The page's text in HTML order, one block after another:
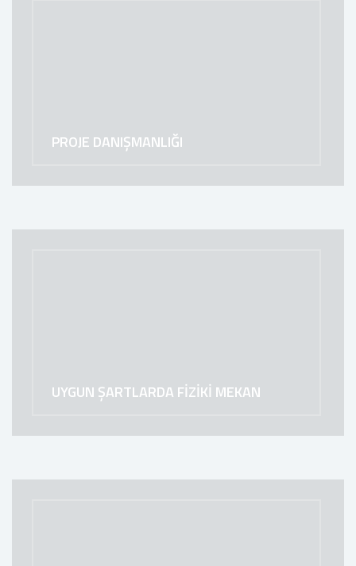
PROJE DANIŞMANLIĞI
UYGUN ŞARTLARDA FİZİKİ MEKAN